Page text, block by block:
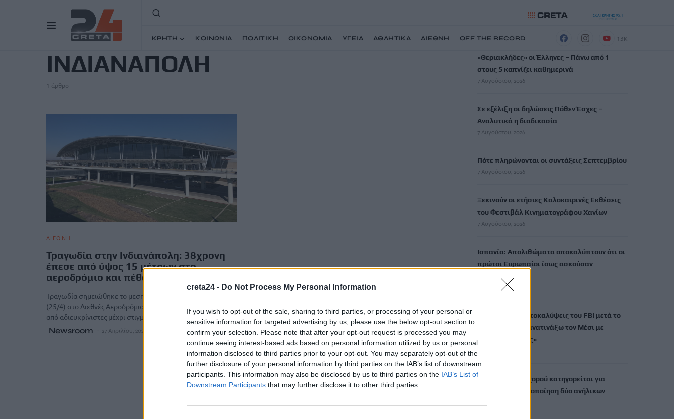
creta24 - Do Not Process My Personal Information
If you wish to opt-out of the sale, sharing to third parties, or processing of your personal or
sensitive information for targeted advertising by us, please use the below opt-out section to
confirm your selection. Please note that after your opt-out request is processed you may
continue seeing interest-based ads based on personal information utilized by us or personal
information disclosed to third parties prior to your opt-out. You may separately opt-out of the
further disclosure of your personal information by third parties on the IAB’s list of downstream
participants. This information may also be disclosed by us to third parties on the IAB’s List of
Downstream Participants that may further disclose it to other third parties.
ΚΡΗΤΗ ΚΟΙΝΩΝΙΑ ΠΟΛΙΤΙΚΗ ΟΙΚΟΝΟΜΙΑ ΥΓΕΙΑ ΑΘΛΗΤΙΚΑ ΔΙΕΘΝΗ OFF THE RECORD 13K
ΙΝΔΙΑΝΑΠΟΛΗ
1 άρθρο
ΔΙΕΘΝΗ
Τραγωδία στην Ινδιανάπολη: 38χρονη
έπεσε από ύψος 15 μέτρων στο
αεροδρόμιο και πέθανε
Τραγωδία σημειώθηκε το μεσημέρι του Σαββάτου
(25/4) στο Διεθνές Αεροδρόμιο της Ινδιανάπολις, όταν κάτω
από αδιευκρίνιστες μέχρι στιγμής συνθήκες μία…
Newsroom 27 Απριλίου, 2026
ΡΟΗ ΕΙΔΗΣΕΩΝ
«Θεριακλήδες» οι Έλληνες – Πάνω από 1
στους 5 καπνίζει καθημερινά
7 Αυγούστου, 2026
Σε εξέλιξη οι δηλώσεις Πόθεν Έσχες –
Αναλυτικά η διαδικασία
7 Αυγούστου, 2026
Πότε πληρώνονται οι συντάξεις Σεπτεμβρίου
7 Αυγούστου, 2026
Ξεκινούν οι ετήσιες Καλοκαιρινές Εκθέσεις
του Φεστιβάλ Κινηματογράφου Χανίων
7 Αυγούστου, 2026
Ισπανία: Απολιθώματα αποκαλύπτουν ότι οι
πρώτοι Ευρωπαίοι ίσως ασκούσαν
7 Αυγούστου, 2026
Σοκαριστικές αποκαλύψεις του FBI μετά το
Μουντιάλ: «Θα ανατινάξω τον Μέσι με
τέσσερις βόμβες»
ΗΠΑ: Δασκάλα χορού κατηγορείται για
σεξουαλική κακοποίηση δύο ανήλικων